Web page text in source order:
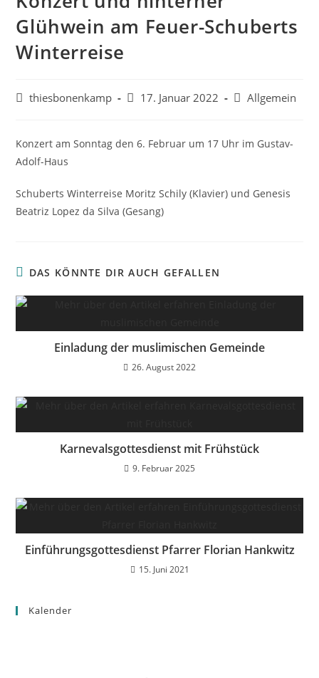
Glühwein am Feuer-Schuberts
Winterreise
Beitrags-
thiesbonenkamp
Beitrag
17. Januar 2022
Beitrags-
Allgemein
Konzert am Sonntag den 6. Februar um 17 Uhr im Gustav-
Adolf-Haus
Schuberts Winterreise Moritz Schily (Klavier) und Genesis
Beatriz Lopez da Silva (Gesang)
DAS KÖNNTE DIR AUCH GEFALLEN
Einladung der muslimischen Gemeinde
26. August 2022
Karnevalsgottesdienst mit Frühstück
9. Februar 2025
Einführungsgottesdienst Pfarrer Florian Hankwitz
15. Juni 2021
Kalender